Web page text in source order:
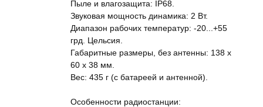
Пыле и влагозащита: IP68.
Звуковая мощность динамика: 2 Вт.
Диапазон рабочих температур: -20...+55
грд. Цельсия.
Габаритные размеры, без антенны: 138 x
60 x 38 мм.
Вес: 435 г (с батареей и антенной).
Особенности радиостанции: